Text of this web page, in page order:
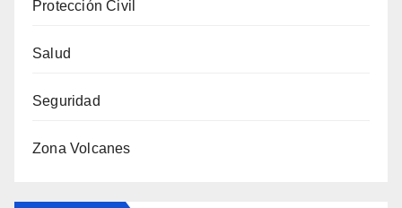
Protección Civil
Salud
Seguridad
Zona Volcanes